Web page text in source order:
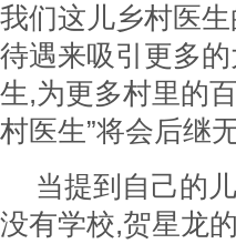
我们这儿乡村医
待遇来吸引更多
生,为更多村里的
村医生”将会后继无
当提到自己的
没有学校,贺星龙